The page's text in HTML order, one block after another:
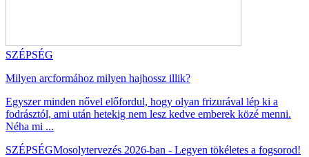
SZÉPSÉG
Milyen arcformához milyen hajhossz illik?
Egyszer minden nővel előfordul, hogy olyan frizurával lép ki a
fodrásztól, ami után hetekig nem lesz kedve emberek közé menni.
Néha mi ...
SZÉPSÉGMosolytervezés 2026-ban - Legyen tökéletes a fogsorod!